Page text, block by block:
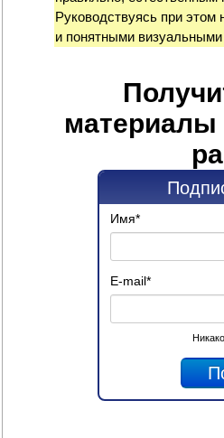
Руководствуясь при
и понятными
материалы
Имя*
E-mail*